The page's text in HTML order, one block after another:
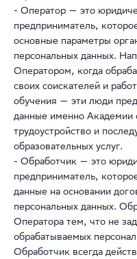
- Оператор — это
предприниматель,
основные параметры
персональных данных.
Оператором, когда
своих соискателей и
обучения — эти люди
данные именно Академии
трудоустройство и
образовательных услуг.
- Обработчик — это
предприниматель,
данные на основании
персональных данных.
Оператора тем, что не
обрабатываемых
Обработчик всегда